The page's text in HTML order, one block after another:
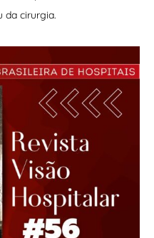
da cirurgia.